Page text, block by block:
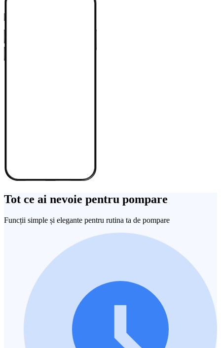
Tot ce ai nevoie pentru pompare
Funcții simple și elegante pentru rutina ta de pompare